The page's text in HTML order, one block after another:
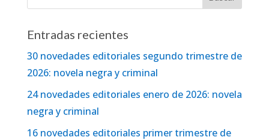
Entradas recientes
30 novedades editoriales segundo trimestre de
2026: novela negra y criminal
24 novedades editoriales enero de 2026: novela
negra y criminal
16 novedades editoriales primer trimestre de